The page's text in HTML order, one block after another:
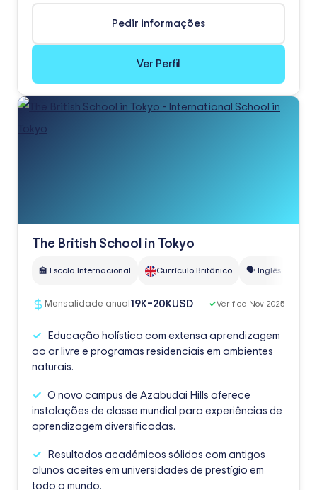
Pedir informações
Ver Perfil
The British School in Tokyo
🏫 Escola Internacional Currículo Britânico 🗣️ Inglês
Mensalidade anual 19K–20KUSD ✓Verified Nov 2025
Educação holística com extensa aprendizagem
ao ar livre e programas residenciais em ambientes
naturais.
O novo campus de Azabudai Hills oferece
instalações de classe mundial para experiências de
aprendizagem diversificadas.
Resultados académicos sólidos com antigos
alunos aceites em universidades de prestígio em
todo o mundo.